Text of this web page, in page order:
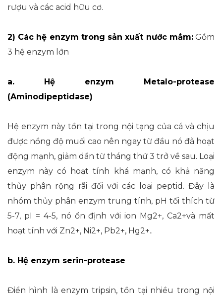
rượu và các acid hữu cơ.
2) Các hệ enzym trong sản xuất nước mắm:Gồm
3 hệ enzym lớn
a. Hệ enzym Metalo-protease
(Aminodipeptidase)
Hệ enzym này tồn tại trong nội tạng của cá và chịu
được nồng độ muối cao nên ngay từ đầu nó đã hoạt
động mạnh, giảm dần từ tháng thứ 3 trở về sau. Loại
enzym này có hoạt tính khá mạnh, có khả năng
thủy phân rộng rãi đối với các loại peptid. Đây là
nhóm thủy phân enzym trung tính, pH tối thích từ
5-7, pI = 4-5, nó ổn định với ion Mg2+, Ca2+và mất
hoạt tính với Zn2+, Ni2+, Pb2+, Hg2+..
b. Hệ enzym serin-protease
Điển hình là enzym tripsin, tồn tại nhiều trong nội